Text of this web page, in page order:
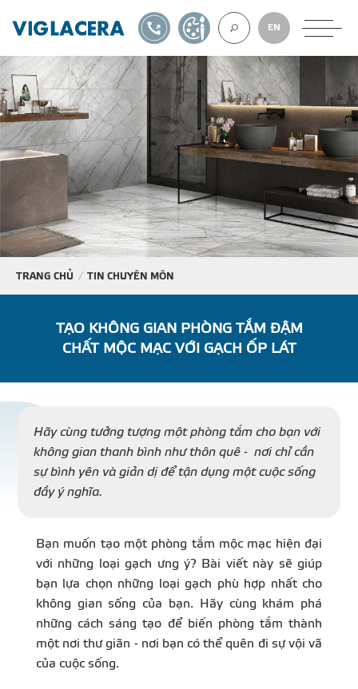
VỀ CHÚNG
GẠCH ỐP LÁT
BÊ TÔNG KHÍ
DỰ
KÊNH PHÂN
THƯ
TIN SỰ KIỆN
TIN CHUYÊN MÔN
EN
1900561582TỰ THIẾT KẾ
TRANG CHỦ TIN CHUYÊN MÔN
TẠO KHÔNG GIAN PHÒNG TẮM ĐẬM
CHẤT MỘC MẠC VỚI GẠCH ỐP LÁT
Hãy cùng tưởng tượng một phòng tắm cho bạn với
không gian thanh bình như thôn quê - nơi chỉ cần
sự bình yên và giản dị để tận dụng một cuộc sống
đầy ý nghĩa.
Bạn muốn tạo một phòng tắm mộc mạc hiện đại
với những loại gạch ưng ý? Bài viết này sẽ giúp
bạn lựa chọn những loại gạch phù hợp nhất cho
không gian sống của bạn. Hãy cùng khám phá
những cách sáng tạo để biến phòng tắm thành
một nơi thư giãn - nơi bạn có thể quên đi sự vội vã
của cuộc sống.